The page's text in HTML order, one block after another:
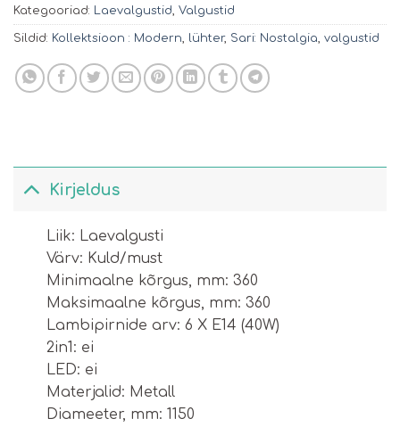
Kategooriad: Laevalgustid, Valgustid
Sildid: Kollektsioon : Modern, lühter, Sari: Nostalgia, valgustid
Kirjeldus
Liik: Laevalgusti
Värv: Kuld/must
Minimaalne kõrgus, mm: 360
Maksimaalne kõrgus, mm: 360
Lambipirnide arv: 6 X E14 (40W)
2in1: ei
LED: ei
Materjalid: Metall
Diameeter, mm: 1150